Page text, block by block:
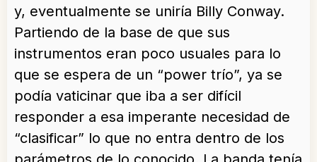
y, eventualmente se uniría Billy Conway.
Partiendo de la base de que sus
instrumentos eran poco usuales para lo
que se espera de un “power trío”, ya se
podía vaticinar que iba a ser difícil
responder a esa imperante necesidad de
“clasificar” lo que no entra dentro de los